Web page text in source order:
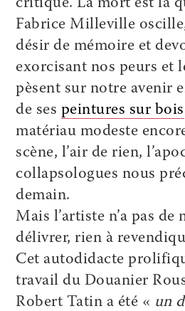
critique. La mort est là
Fabrice Milleville
désir de mémoire et
exorcisant nos peurs et
pèsent sur notre avenir
de ses peintures sur bois
matériau modeste
scène, l’air de rien,
collapsologues nous
demain.
Mais l’artiste n’a pas de
délivrer, rien à
Cet autodidacte
travail du Douanier
Robert Tatin a été « un